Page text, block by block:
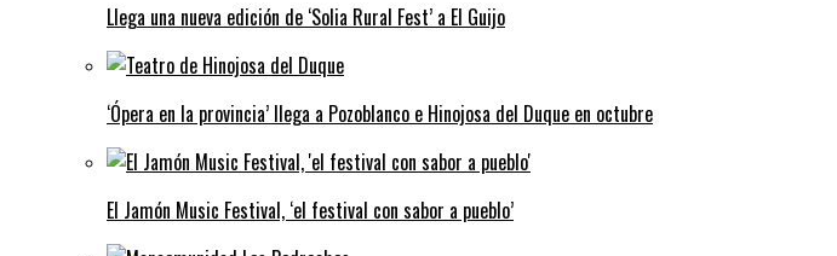
Llega una nueva edición de ‘Solia Rural Fest’ a El Guijo
‘Ópera en la provincia’ llega a Pozoblanco e Hinojosa del Duque en octubre
El Jamón Music Festival, ‘el festival con sabor a pueblo’